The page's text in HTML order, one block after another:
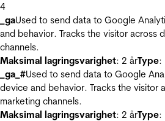
4
_gaUsed to send data to Google
and behavior. Tracks the visitor across
channels.
Maksimal lagringsvarighet: 2 årType:
_ga_#Used to send data to Google
device and behavior. Tracks the visitor
marketing channels.
Maksimal lagringsvarighet: 2 årType: